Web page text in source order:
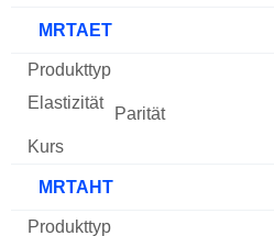
MRTAET
MRTAHT